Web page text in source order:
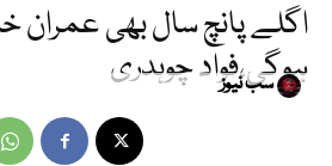
اگلے پانچ سال بھی
ہوگی،فواد چوہدری
سب نیوز